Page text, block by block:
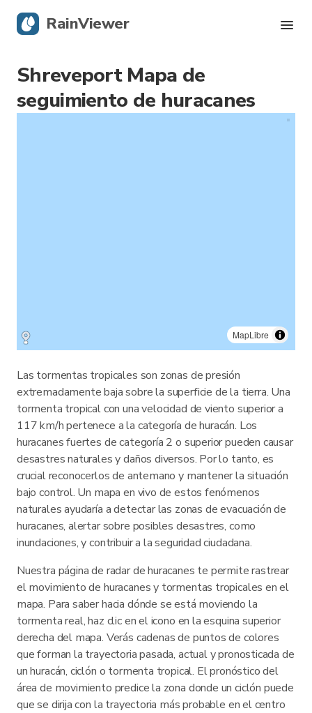
Shreveport Mapa de
seguimiento de huracanes
MapLibre
Las tormentas tropicales son zonas de presión
extremadamente baja sobre la superficie de la tierra. Una
tormenta tropical con una velocidad de viento superior a
117 km/h pertenece a la categoría de huracán. Los
huracanes fuertes de categoría 2 o superior pueden causar
desastres naturales y daños diversos. Por lo tanto, es
crucial reconocerlos de antemano y mantener la situación
bajo control. Un mapa en vivo de estos fenómenos
naturales ayudaría a detectar las zonas de evacuación de
huracanes, alertar sobre posibles desastres, como
inundaciones, y contribuir a la seguridad ciudadana.
Nuestra página de radar de huracanes te permite rastrear
el movimiento de huracanes y tormentas tropicales en el
mapa. Para saber hacia dónde se está moviendo la
tormenta real, haz clic en el icono en la esquina superior
derecha del mapa. Verás cadenas de puntos de colores
que forman la trayectoria pasada, actual y pronosticada de
un huracán, ciclón o tormenta tropical. El pronóstico del
área de movimiento predice la zona donde un ciclón puede
que se dirija con la trayectoria más probable en el centro
RainViewer
Radar en vivo
Rastreador de huracanes